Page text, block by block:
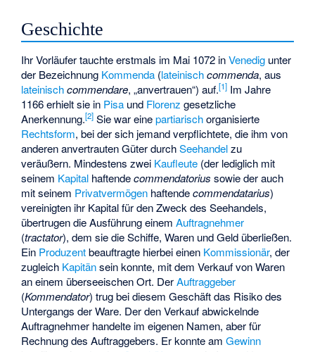
Geschichte
Ihr Vorläufer tauchte erstmals im Mai 1072 inVenedig unter
der Bezeichnung Kommenda (lateinisch commenda, aus
lateinisch commendare, „anvertrauen“) auf.[1] Im Jahre
1166 erhielt sie in Pisa und Florenz gesetzliche
Anerkennung.[2] Sie war einepartiarischorganisierte
Rechtsform, bei der sich jemand verpflichtete, die ihm von
anderen anvertrauten Güter durchSeehandelzu
veräußern. Mindestens zwei Kaufleute (der lediglich mit
seinem Kapital haftendecommendatorius sowie der auch
mit seinem Privatvermögen haftendecommendatarius)
vereinigten ihr Kapital für den Zweck des Seehandels,
übertrugen die Ausführung einemAuftragnehmer
(tractator), dem sie die Schiffe, Waren und Geld überließen.
Ein Produzentbeauftragte hierbei einen Kommissionär, der
zugleich Kapitänsein konnte, mit dem Verkauf von Waren
an einem überseeischen Ort. DerAuftraggeber
(Kommendator) trug bei diesem Geschäft das Risiko des
Untergangs der Ware. Der den Verkauf abwickelnde
Auftragnehmer handelte im eigenen Namen, aber für
Rechnung des Auftraggebers. Er konnte amGewinn